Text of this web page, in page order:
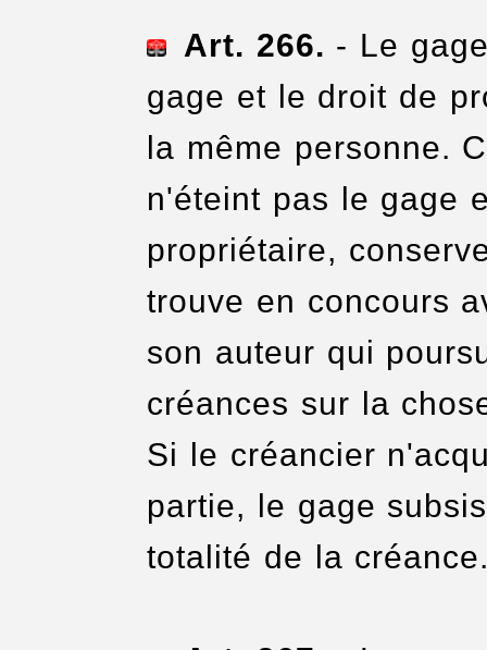
Art. 266. - Le
gage et le droit de
la même personne.
n'éteint pas le gage
propriétaire,
trouve en concours
son auteur qui
créances sur la
Si le créancier
partie, le gage
totalité de la